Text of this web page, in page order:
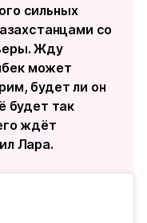
сильных
со
Жду
может
будет ли он
будет так
ждёт
Лара.